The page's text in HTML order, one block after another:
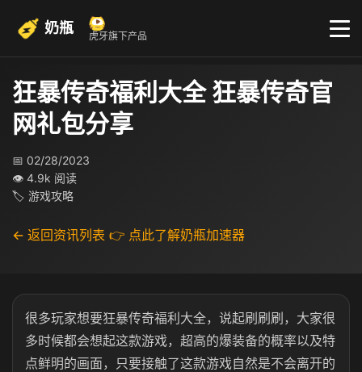
奶瓶 虎牙旗下产品
狂暴传奇福利大全 狂暴传奇官
网礼包分享
📅 02/28/2023
👁 4.9k 阅读
🏷 游戏攻略
← 返回资讯列表 👉 点此了解奶瓶加速器
很多玩家想要狂暴传奇福利大全，说起刷刷刷，大家很
多时候都会想起这款游戏，超高的爆装备的概率以及特
点鲜明的画面，只要接触了这款游戏自然是不会离开的